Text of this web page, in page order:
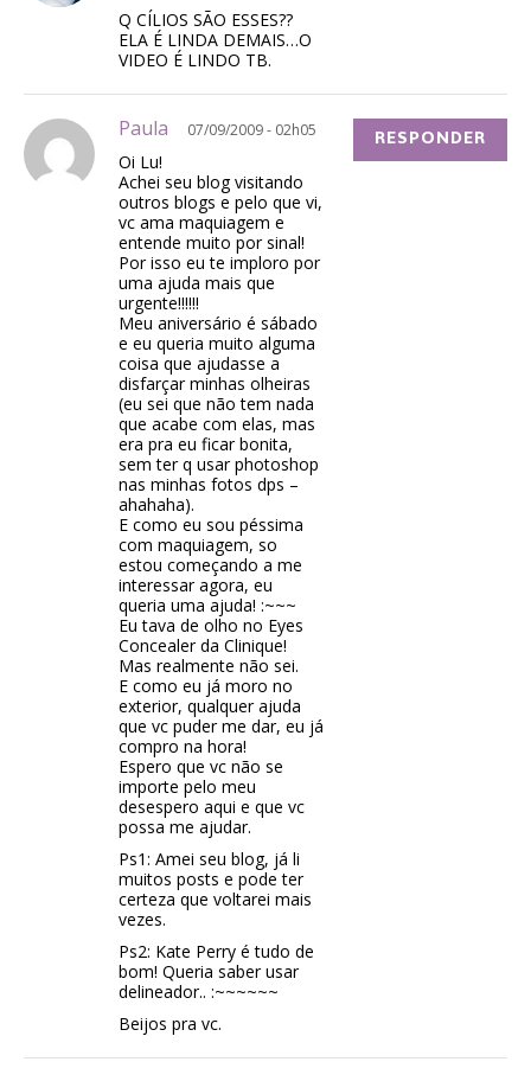
Q CÍLIOS SÃO ESSES??
ELA É LINDA DEMAIS…O
VIDEO É LINDO TB.
Paula 07/09/2009 - 02h05
Oi Lu!
Achei seu blog visitando
outros blogs e pelo que vi,
vc ama maquiagem e
entende muito por sinal!
Por isso eu te imploro por
uma ajuda mais que
urgente!!!!!!
Meu aniversário é sábado
e eu queria muito alguma
coisa que ajudasse a
disfarçar minhas olheiras
(eu sei que não tem nada
que acabe com elas, mas
era pra eu ficar bonita,
sem ter q usar photoshop
nas minhas fotos dps –
ahahaha).
E como eu sou péssima
com maquiagem, so
estou começando a me
interessar agora, eu
queria uma ajuda! :~~~
Eu tava de olho no Eyes
Concealer da Clinique!
Mas realmente não sei.
E como eu já moro no
exterior, qualquer ajuda
que vc puder me dar, eu já
compro na hora!
Espero que vc não se
importe pelo meu
desespero aqui e que vc
possa me ajudar.
Ps1: Amei seu blog, já li
muitos posts e pode ter
certeza que voltarei mais
vezes.
Ps2: Kate Perry é tudo de
bom! Queria saber usar
delineador.. :~~~~~~
Beijos pra vc.
RESPONDER